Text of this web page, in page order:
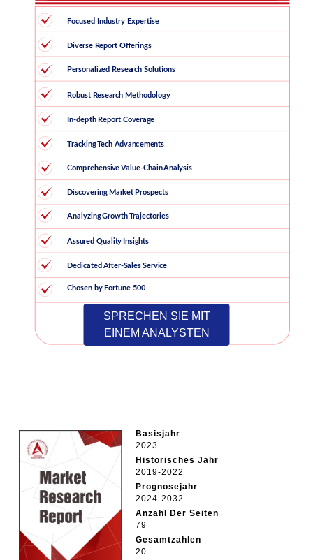
SPRECHEN SIE MIT
EINEM ANALYSTEN
Basisjahr
2023
Historisches Jahr
2019-2022
Prognosejahr
2024-2032
Anzahl Der Seiten
79
Gesamtzahlen
20